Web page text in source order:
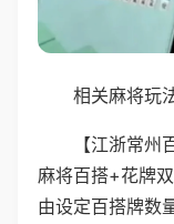
相关麻将玩
【江浙常
麻将百搭+花牌
由设定百搭牌数